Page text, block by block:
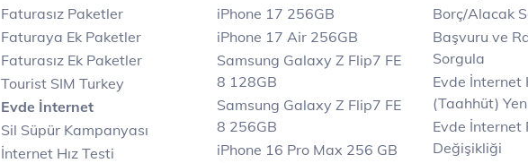
Faturasız Paketler
Faturaya Ek Paketler
Faturasız Ek Paketler
Tourist SIM Turkey
Evde İnternet
Sil Süpür Kampanyası
İnternet Hız Testi
iPhone 17 256GB
iPhone 17 Air 256GB
Samsung Galaxy Z Flip7 FE
8 128GB
Samsung Galaxy Z Flip7 FE
8 256GB
iPhone 16 Pro Max 256 GB
Borç/Alacak
Başvuru ve
Sorgula
Evde İnternet
(Taahhüt)
Evde İnternet
Değişikliği